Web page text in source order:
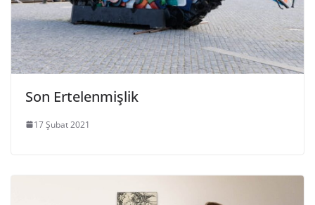
Son Ertelenmişlik
17 Şubat 2021